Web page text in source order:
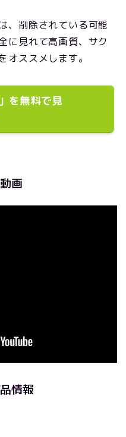
、削除されている可能
に見れて高画質、サク
オススメします。
を無料で見
画
情報